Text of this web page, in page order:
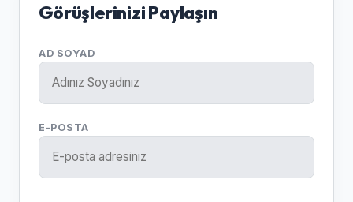
Görüşlerinizi Paylaşın
AD SOYAD
E-POSTA